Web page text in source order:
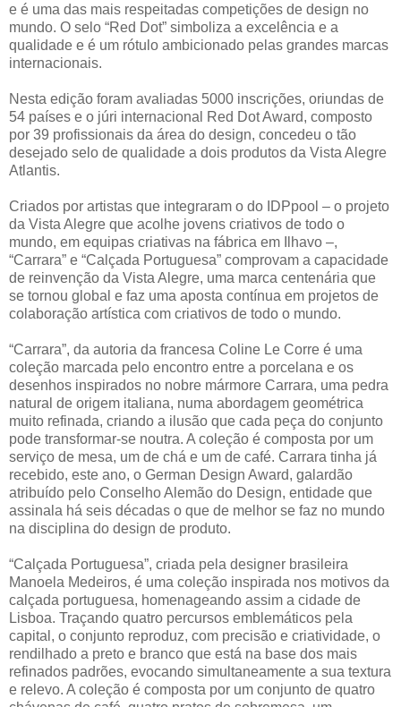
e é uma das mais respeitadas competições de design no
mundo. O selo “Red Dot” simboliza a excelência e a
qualidade e é um rótulo ambicionado pelas grandes marcas
internacionais.
Nesta edição foram avaliadas 5000 inscrições, oriundas de
54 países e o júri internacional Red Dot Award, composto
por 39 profissionais da área do design, concedeu o tão
desejado selo de qualidade a dois produtos da Vista Alegre
Atlantis.
Criados por artistas que integraram o do IDPpool – o projeto
da Vista Alegre que acolhe jovens criativos de todo o
mundo, em equipas criativas na fábrica em Ilhavo –,
“Carrara” e “Calçada Portuguesa” comprovam a capacidade
de reinvenção da Vista Alegre, uma marca centenária que
se tornou global e faz uma aposta contínua em projetos de
colaboração artística com criativos de todo o mundo.
“Carrara”, da autoria da francesa Coline Le Corre é uma
coleção marcada pelo encontro entre a porcelana e os
desenhos inspirados no nobre mármore Carrara, uma pedra
natural de origem italiana, numa abordagem geométrica
muito refinada, criando a ilusão que cada peça do conjunto
pode transformar-se noutra. A coleção é composta por um
serviço de mesa, um de chá e um de café. Carrara tinha já
recebido, este ano, o German Design Award, galardão
atribuído pelo Conselho Alemão do Design, entidade que
assinala há seis décadas o que de melhor se faz no mundo
na disciplina do design de produto.
“Calçada Portuguesa”, criada pela designer brasileira
Manoela Medeiros, é uma coleção inspirada nos motivos da
calçada portuguesa, homenageando assim a cidade de
Lisboa. Traçando quatro percursos emblemáticos pela
capital, o conjunto reproduz, com precisão e criatividade, o
rendilhado a preto e branco que está na base dos mais
refinados padrões, evocando simultaneamente a sua textura
e relevo. A coleção é composta por um conjunto de quatro